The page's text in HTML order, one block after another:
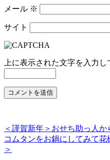
メール ※
サイト
上に表示された文字を入力し
＜謹賀新年＞おせち助っ人か
コムタンをお鍋にしてみて
＞